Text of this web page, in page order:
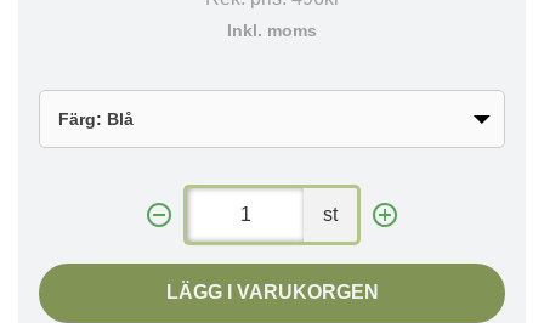
Inkl. moms
st
LÄGG I VARUKORGEN